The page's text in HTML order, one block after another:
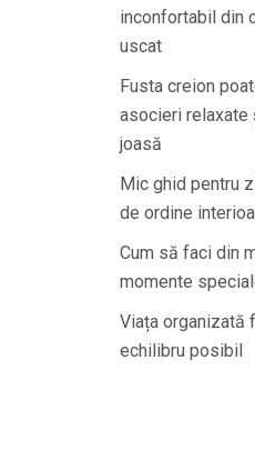
inconfortabil din
uscat
Fusta creion
asocieri relaxate
joasă
Mic ghid pentru
de ordine
Cum să faci din
momente
Viața organizată
echilibru posibil